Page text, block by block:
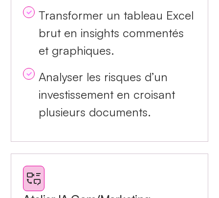
Transformer un tableau Excel
brut en insights commentés
et graphiques.
Analyser les risques d’un
investissement en croisant
plusieurs documents.